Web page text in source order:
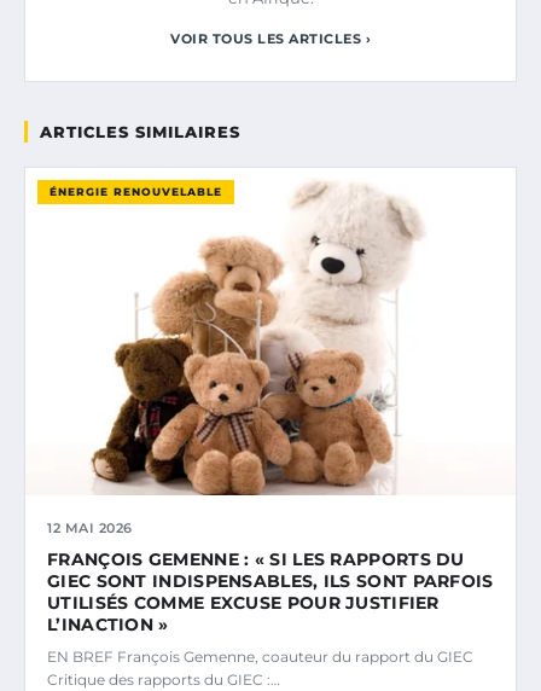
VOIR TOUS LES ARTICLES ›
ARTICLES SIMILAIRES
ÉNERGIE RENOUVELABLE
12 MAI 2026
FRANÇOIS GEMENNE : « SI LES RAPPORTS DU
GIEC SONT INDISPENSABLES, ILS SONT PARFOIS
UTILISÉS COMME EXCUSE POUR JUSTIFIER
L’INACTION »
EN BREF François Gemenne, coauteur du rapport du GIEC
Critique des rapports du GIEC :…